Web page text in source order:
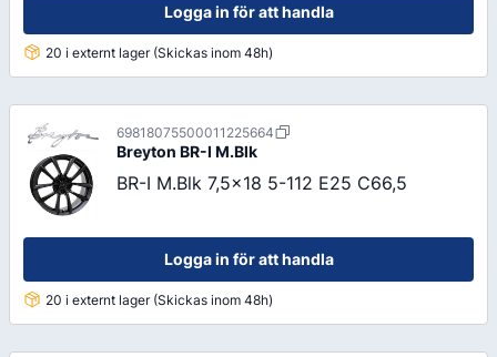
Logga in för att handla
20 i externt lager (Skickas inom 48h)
69818075500011225664
Breyton BR-I M.Blk
BR-I M.Blk 7,5x18 5-112 E25 C66,5
Logga in för att handla
20 i externt lager (Skickas inom 48h)